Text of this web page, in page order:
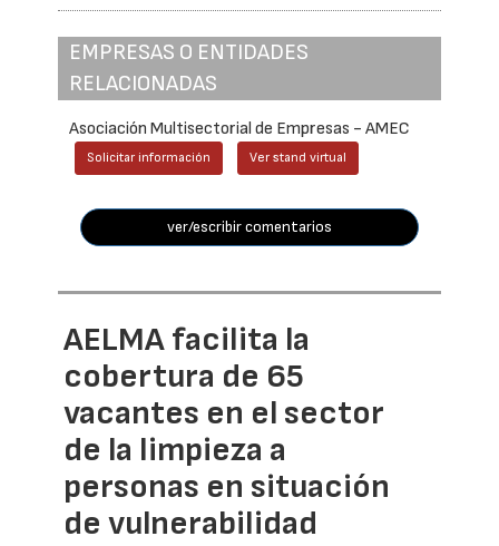
EMPRESAS O ENTIDADES
RELACIONADAS
Asociación Multisectorial de Empresas - AMEC
Solicitar información Ver stand virtual
ver/escribir comentarios
AELMA facilita la
cobertura de 65
vacantes en el sector
de la limpieza a
personas en situación
de vulnerabilidad